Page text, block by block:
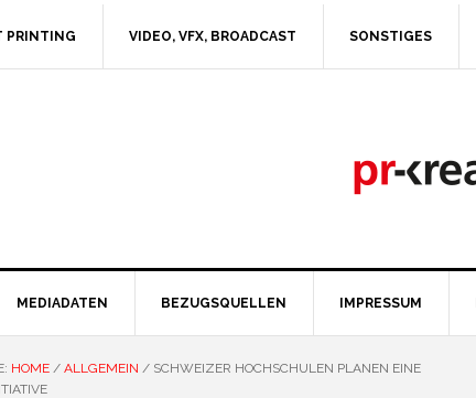
PRINTING VIDEO, VFX, BROADCAST SONSTIGES
MEDIADATEN BEZUGSQUELLEN IMPRESSUM
HOME / ALLGEMEIN /SCHWEIZER HOCHSCHULEN PLANEN EINE